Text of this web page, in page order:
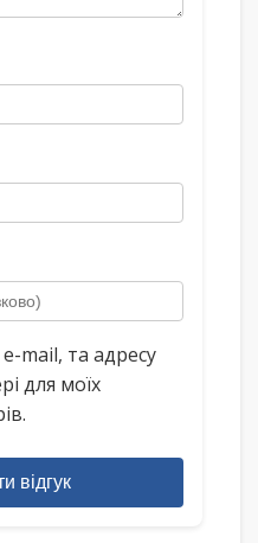
mail, та адресу
для моїх
відгук